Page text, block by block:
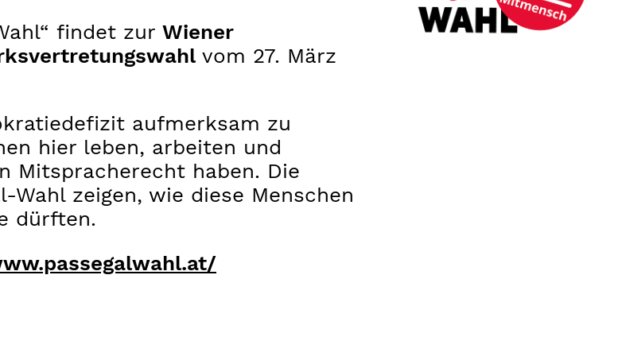
findet zur Wiener
vom 27. März
aufmerksam zu
hier leben, arbeiten und
Mitspracherecht haben. Die
Wahl zeigen, wie diese Menschen
dürften.